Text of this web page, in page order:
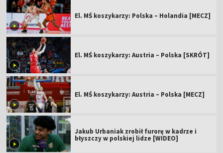
El. MŚ koszykarzy: Polska – Holandia [MECZ]
El. MŚ koszykarzy: Austria – Polska [SKRÓT]
El. MŚ koszykarzy: Austria – Polska [MECZ]
Jakub Urbaniak zrobił furorę w kadrze i
błyszczy w polskiej lidze [WIDEO]